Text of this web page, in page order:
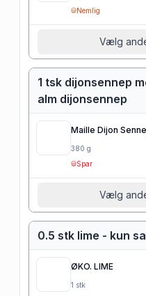
Nemlig
Vælg
1 tsk dijonsennep
alm dijonsennep
Maille Dijon
380 g
Spar
Vælg
0.5 stk lime - kun
ØKO. LIME
1 stk